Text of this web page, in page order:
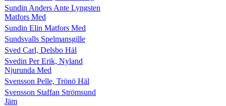
Sundin Anders Ante Lyngsten
Matfors Med
Sundin Elin Matfors Med
Sundsvalls Spelmansgille
Sved Carl, Delsbo Häl
Svedin Per Erik, Nyland
Njurunda Med
Svensson Pelle, Trönö Häl
Svensson Staffan Strömsund
Jäm